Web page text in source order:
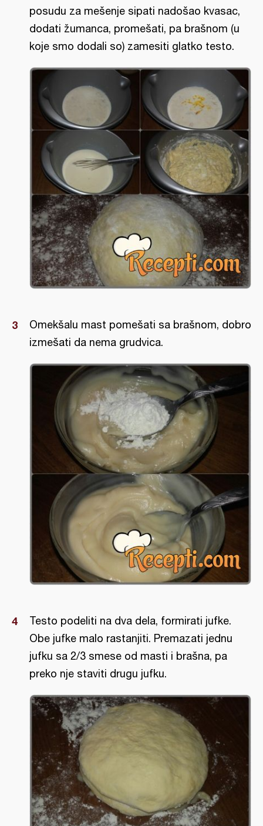
posudu za mešenje sipati nadošao kvasac,
dodati žumanca, promešati, pa brašnom (u
koje smo dodali so) zamesiti glatko testo.
Omekšalu mast pomešati sa brašnom, dobro
izmešati da nema grudvica.
Testo podeliti na dva dela, formirati jufke.
Obe jufke malo rastanjiti. Premazati jednu
jufku sa 2/3 smese od masti i brašna, pa
preko nje staviti drugu jufku.